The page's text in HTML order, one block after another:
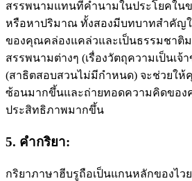
สรรพนามแทนที่คํานามในประโยคใน
หรือหาปริมาณ ทั้งสองมีบทบาทสําคัญ
ของคุณคล่องแคล่วและเป็นธรรมชาติม
สรรพนามต่างๆ (เรื่องวัตถุความเป็นเจ้
(สาธิตสอบสวนไม่มีกําหนด) จะช่วยให้
ซ้อนมากขึ้นและถ่ายทอดความคิดของ
ประสิทธิภาพมากขึ้น
5. คํากริยา:
กริยาภาษาฮีบรูถือเป็นแกนหลักของไ